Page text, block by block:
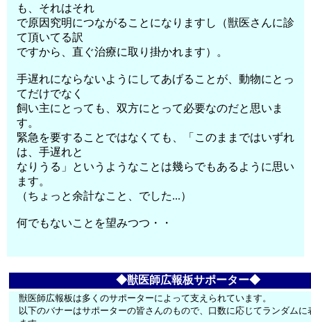
も、それはそれ
で原因究明につながることになりますし（獣医さんに診
て頂いてる訳
ですから、直ぐ治療に取り掛かれます）。
手遅れにならないようにしてあげることが、動物にとっ
てだけでなく
飼い主にとっても、双方にとって必要なのだと思いま
す。
緊急を要することではなくても、「このままではいずれ
は、手遅れと
なりうる」というようなことは幾らでもあるように思い
ます。
（ちょっと余計なこと、でした...）
何でもないことを望みつつ・・
◆獣医師広報板サポーター◆
獣医師広報板は多くのサポーターによって支えられています。
以下のバナーはサポーターの皆さんのもので、口数に応じてランダムに